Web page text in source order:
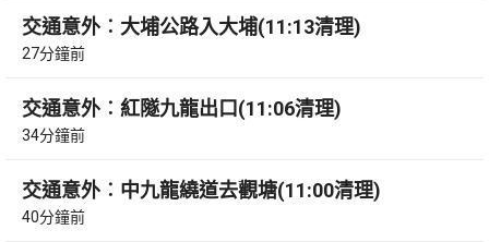
交通意外︰大埔公路入大埔(11:13清理)
27分鐘前
交通意外︰紅隧九龍出口(11:06清理)
34分鐘前
交通意外︰中九龍繞道去觀塘(11:00清理)
40分鐘前